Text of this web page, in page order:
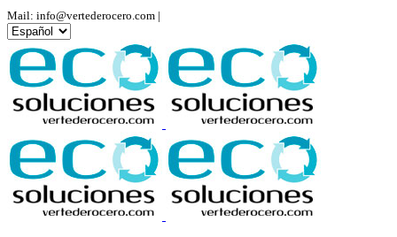
Mail: info@vertederocero.com |
Elegir
idioma